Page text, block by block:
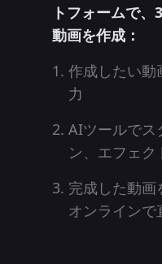
トフォームで
動画を作成：
作成したい動
力
AIツールでス
ン、エフェ
完成した動画
オンラインで